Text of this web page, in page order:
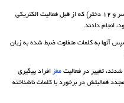
محققان آزمایشات خود را بر روی 22 دانشجو (10 پسر و 12 دختر) که از قبل فعالیت الکتریکی
انجام دادند.
آنها به کلمات متفاوت ضبط شده به زبان
تغییر در فعالیت مغز افراد پیگیری
فعالیتش در برخورد با کلمات ناشناخته